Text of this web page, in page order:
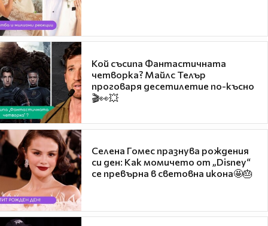
Кой съсипа Фантастичната
четворка? Майлс Телър
проговаря десетилетие по-късно
🎬👀💥
Селена Гомес празнува рождения
си ден: Как момичето от „Disney“
се превърна в световна икона🤩🎂